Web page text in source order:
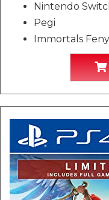
Nintendo
Pegi
Immortals